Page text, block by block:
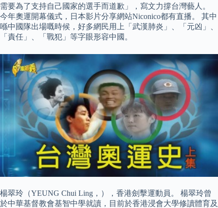
需要為了支持自己國家的選手而道歉」，寫文力撐台灣藝人。
今年奧運開幕儀式，日本影片分享網站Niconico都有直播。 其中
喺中國隊出場嘅時候，好多網民用上「武漢肺炎」、「元凶」、
「責任」、「戰犯」等字眼形容中國。
楊翠玲（YEUNG Chui Ling，），香港劍擊運動員。 楊翠玲曾
於中華基督教會基智中學就讀，目前於香港浸會大學修讀體育及